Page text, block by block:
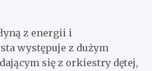
z energii i
występuje z dużym
się z orkiestry dętej,